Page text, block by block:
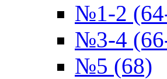
№1-2
№3-4
№5 (68)